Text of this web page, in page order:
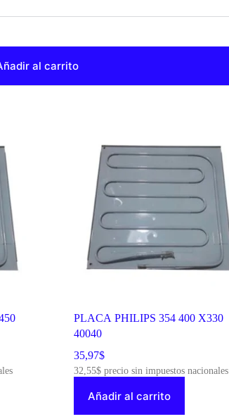
al carrito
PLACA PHILIPS 354 400 X330
40040
35,97$
32,55$ precio sin impuestos nacionales
Añadir al carrito